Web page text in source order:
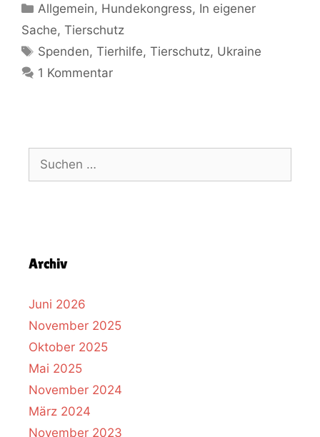
Allgemein, Hundekongress, In eigener
Sache, Tierschutz
Spenden,Tierhilfe,Tierschutz, Ukraine
1 Kommentar
Archiv
Juni 2026
November 2025
Oktober 2025
Mai 2025
November 2024
März 2024
November 2023